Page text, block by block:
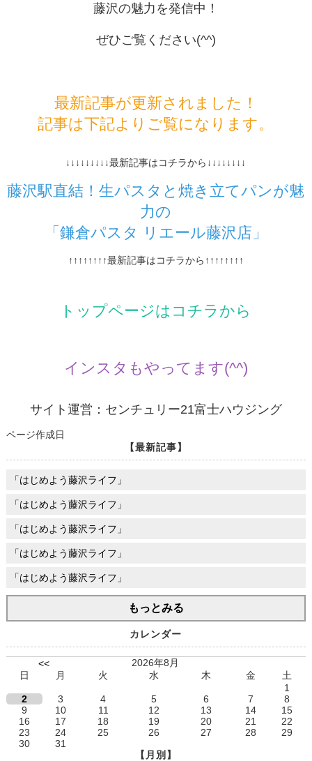
藤沢の魅力を発信中！
ぜひご覧ください(^^)
最新記事が更新されました！
記事は下記よりご覧になります。
↓↓↓↓↓↓↓↓↓最新記事はコチラから↓↓↓↓↓↓↓↓
藤沢駅直結！生パスタと焼き立てパンが魅
力の
「鎌倉パスタ リエール藤沢店」
↑↑↑↑↑↑↑↑最新記事はコチラから↑↑↑↑↑↑↑↑
トップページはコチラから
インスタもやってます(^^)
サイト運営：センチュリー21富士ハウジング
ページ作成日
【最新記事】
「はじめよう藤沢ライフ」
「はじめよう藤沢ライフ」
「はじめよう藤沢ライフ」
「はじめよう藤沢ライフ」
「はじめよう藤沢ライフ」
もっとみる
カレンダー
<<
2026年8月
日
月 火 水 木 金
土
1
2
3 4 5 6 7
8
9
10 11 12 13 14
15
16
17 18 19 20 21
22
23
24 25 26 27 28
29
30
31
【月別】